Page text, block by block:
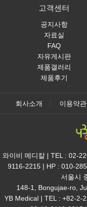
고객센터
공지사항
자료실
FAQ
자유게시판
제품갤러리
제품후기
회사소개 이용약관
와이비 메디칼 | TEL : 02-
9116-2215 | HP : 010-
서울시
148-1, Bongujae-ro,
YB Medical | TEL : +82-2-